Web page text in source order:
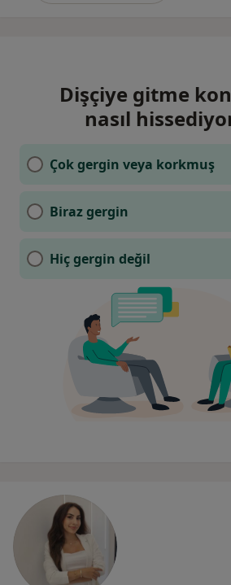
Dişçiye gitme
nasıl
Çok gergin veya korkmuş
Biraz gergin
Hiç gergin değil